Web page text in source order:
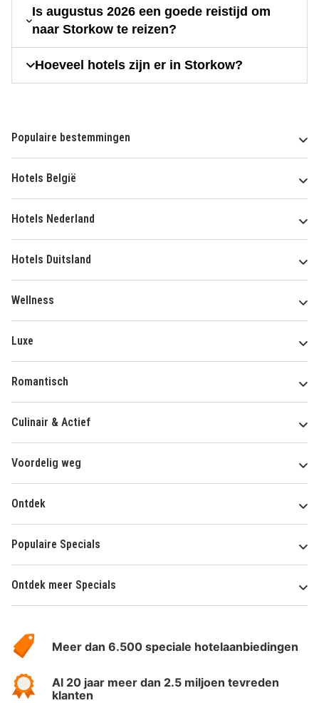
Is augustus 2026 een goede reistijd om
naar Storkow te reizen?
Hoeveel hotels zijn er in Storkow?
Populaire bestemmingen
Hotels België
Hotels Nederland
Hotels Duitsland
Wellness
Luxe
Romantisch
Culinair & Actief
Voordelig weg
Ontdek
Populaire Specials
Ontdek meer Specials
HotelSpecials
Meer dan 6.500 speciale hotelaanbiedingen
Al 20 jaar meer dan 2.5 miljoen tevreden
klanten